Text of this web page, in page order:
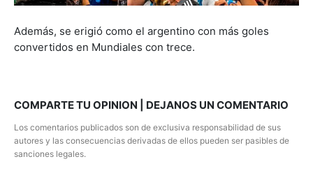
Además, se erigió como el argentino con más goles
convertidos en Mundiales con trece.
COMPARTE TU OPINION | DEJANOS UN COMENTARIO
Los comentarios publicados son de exclusiva responsabilidad de sus
autores y las consecuencias derivadas de ellos pueden ser pasibles de
sanciones legales.